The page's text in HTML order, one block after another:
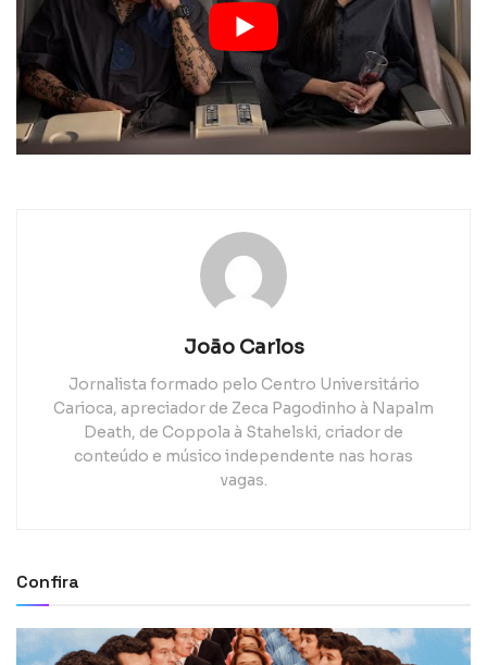
João Carlos
Jornalista formado pelo Centro Universitário
Carioca, apreciador de Zeca Pagodinho à Napalm
Death, de Coppola à Stahelski, criador de
conteúdo e músico independente nas horas
vagas.
Confira